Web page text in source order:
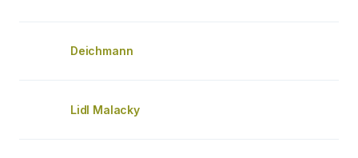
Deichmann
Lidl Malacky